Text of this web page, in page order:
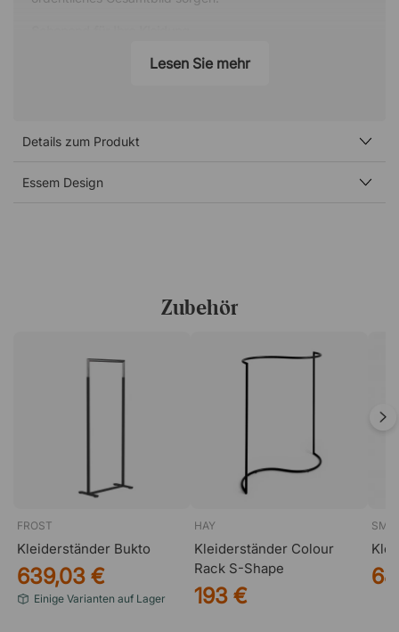
helfen, Kleidung zu schützen und das Risiko von Rissen
Bügel für alles von Hemden und Blusen bis hin zu
Minimalistisches Design aus langlebigem Material
lange Haltbarkeit sorgt.
Lesen Sie mehr
Details zum Produkt
Essem Design
Zubehör
FROST
Kleiderständer Bukto
639,03 €
Einige Varianten auf Lager
HAY
Kleiderständer Colour
Rack S-Shape
193 €
SMD